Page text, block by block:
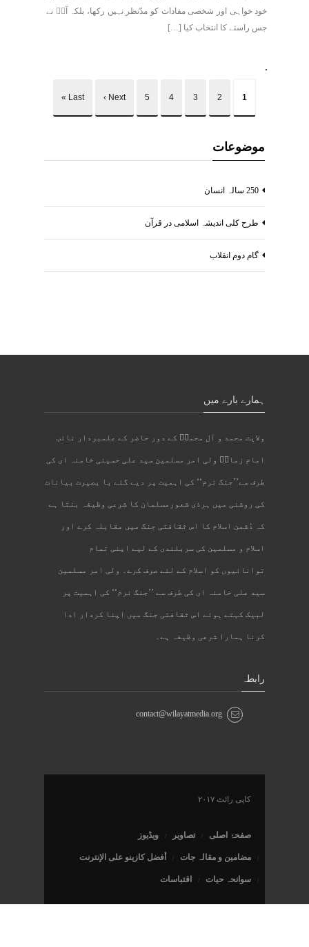
خود خواہی اور شخصی مفادات کو مدّنظر نہیں رکھا، بلکہ آپؑ نے
جس راستے کا انتخاب کیا […]
1
2
3
4
5
Next ›
Last »
موضوعات
250 سالہ انسان
طرح کلی اندیشہ اسلامی در قرآن
گام دوم انقلاب
ہمارے بارے میں
ولایت محمد و آل محمدؐ کے دور حاضر کے علمبردار نائب
امام زمانؑ ولی امر مسلمین سید علی حسینی خامنہ ای کی
طرف سے’’جنگ نرم‘‘ کی اہمیت پر دیے گئے با بصیرت بیانات
کی روشنی میں ہرذی شعورمسلمان کا شرعی وظیفہ بنتا ہے
کہ دُشمن اسلام کا اس ثقافتی جنگ میں مقابلہ کرے اور
اسلام و مسلمین کی سربلندی کے لیے اپنی تمام
توانائیوں کو اسلام کے لئے صرف کرے۔ ولی امر مسلمین
سید علی خامنہ ای کی طرف سے ’’جنگ نرم‘‘ کی اہمیت پر
لبیک کہتے ہوئے اس ثقافتی جنگ میں اپنا کردار ادا
کرنا ہمارا شرعی وظیفہ ہے۔
رابطہ
contact@wilayatmedia.org
کاپی رائٹ ۲۰۱۷
صفحۂ اصلی تصاویر ویڈیوز
مضامین و مقالہ جات أفضل كازينو على الإنترنت
سوانحہ حیات اقتباسات